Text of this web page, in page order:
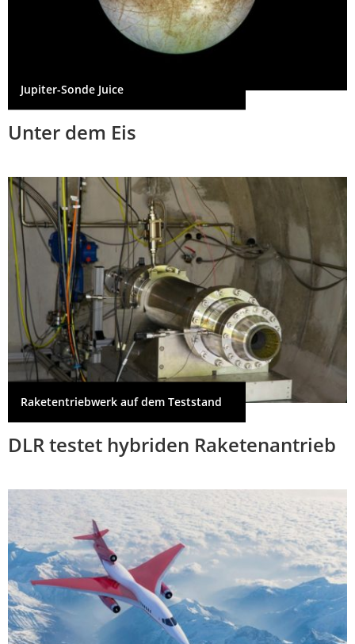
Jupiter-Sonde Juice
Unter dem Eis
Raketentriebwerk auf dem Teststand
DLR testet hybriden Raketenantrieb